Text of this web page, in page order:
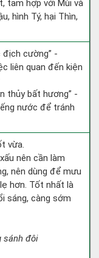
tam hợp với Mùi và
hình Tý, hại Thìn,
cường” -
liên quan đến kiện
thủy bất hương” -
nước để tránh
vừa.
nên cần làm
nên dùng để mưu
hơn. Tốt nhất là
sáng, càng sớm
sánh đôi